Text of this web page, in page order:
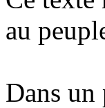
au
Dans un